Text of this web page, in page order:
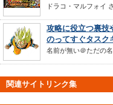
ドラコ・マルフォイ
攻略に役立つ裏技
のってすぐタスク
名前が無い＠ただの
関連サイトリンク集